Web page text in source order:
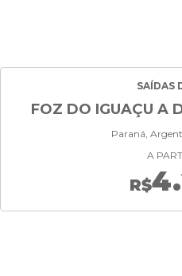
SAÍDAS
FOZ DO IGUAÇU A
Paraná,
A
R$